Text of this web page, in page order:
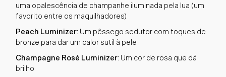
uma opalescência de champanhe iluminada pela lua (um
favorito entre os maquilhadores)
Peach Luminizer: Um pêssego sedutor com toques de
bronze para dar um calor sutil à pele
Champagne Rosé Luminizer: Um cor de rosa que dá
brilho